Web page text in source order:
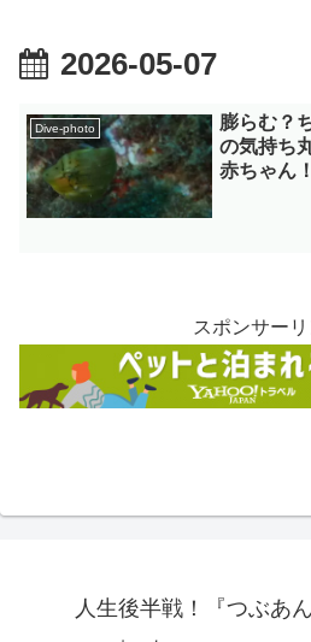
2026-05-07
Dive-photo
膨らむ？
の気持ち
赤ちゃ
スポンサーリ
人生後半戦！『つぶあ